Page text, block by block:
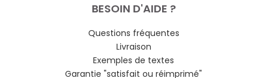
BESOIN D'AIDE ?
Questions fréquentes
Livraison
Exemples de textes
Garantie "satisfait ou réimprimé"